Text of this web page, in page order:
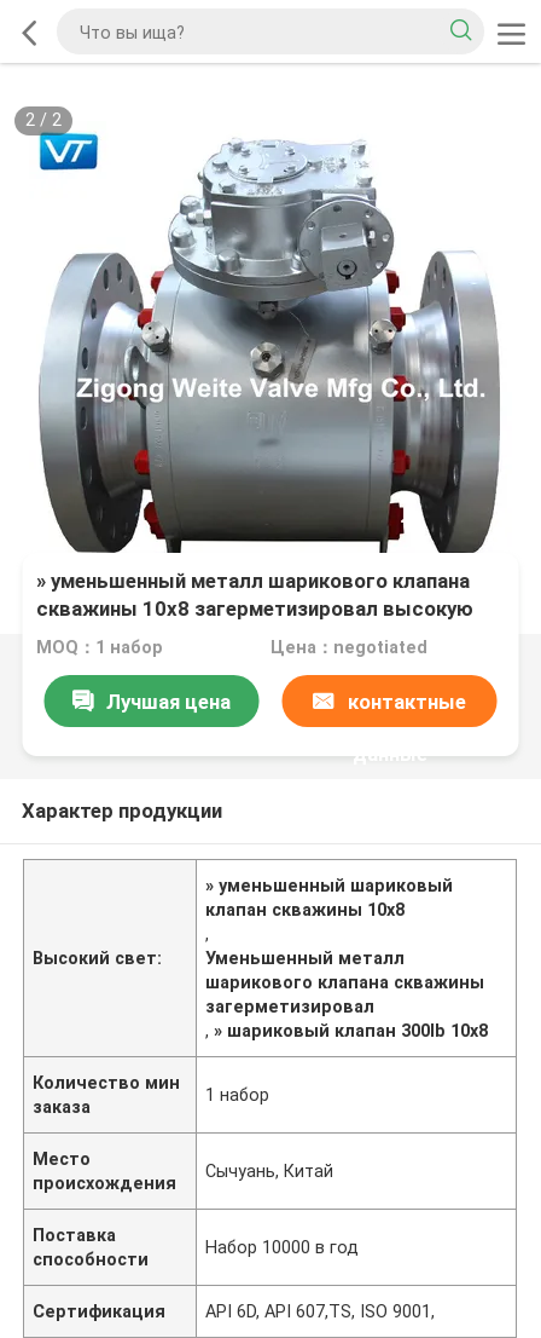
2/ 2
» уменьшенный металл шарикового клапана
скважины 10x8 загерметизировал высокую
температуру 300LB устойчивую
MOQ：1 набор Цена：negotiated
Лучшая цена контактные
данные
Характер продукции
Высокий свет:
» уменьшенный шариковый
клапан скважины 10x8
,
Уменьшенный металл
шарикового клапана скважины
загерметизировал
,» шариковый клапан 300lb 10x8
Количество мин
заказа
1 набор
Место
происхождения
Сычуань, Китай
Поставка
способности
Набор 10000 в год
Сертификация API 6D, API 607,TS, ISO 9001,